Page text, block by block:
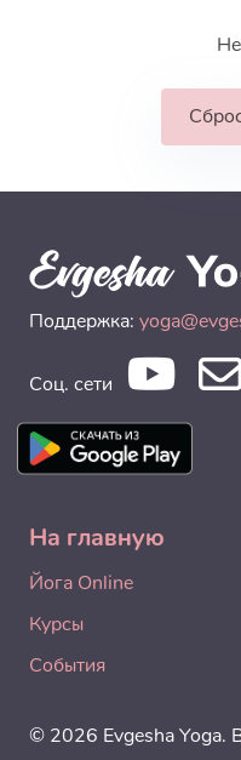
Поддержка:
Соц. сети
На главную
Йога Online
Курсы
События
© 2026 Evgesha Yoga.